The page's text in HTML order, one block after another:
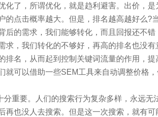
了，所谓优化，就是趋利避害。出价，是
的点击概率越大。但是，排名越高越好么?
后的需求，我们能够转化，而且回报还不
求，我们转化的不够好，再高的排名也没
排名，从而起到控制关键词流量的作用，提
就可以借助一些SEM工具来自动调整价格，
重要。人们的搜索行为复杂多样，永远无
再也没人去搜索。但是这一次搜索，就有